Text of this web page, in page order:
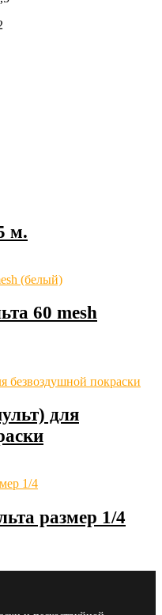
м.
60 mesh
для
размер 1/4